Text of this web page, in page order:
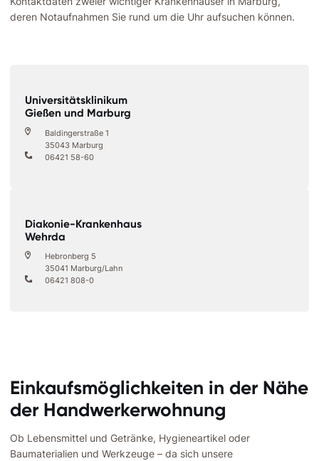
deren Notaufnahmen Sie rund um die Uhr aufsuchen können.
Universitätsklinikum
Gießen und Marburg
Baldingerstraße 1
35043 Marburg
06421 58-60
Diakonie-Krankenhaus
Wehrda
Hebronberg 5
35041 Marburg/Lahn
06421 808-0
Einkaufsmöglichkeiten in der Nähe
der Handwerkerwohnung
Ob Lebensmittel und Getränke, Hygieneartikel oder
Baumaterialien und Werkzeuge – da sich unsere